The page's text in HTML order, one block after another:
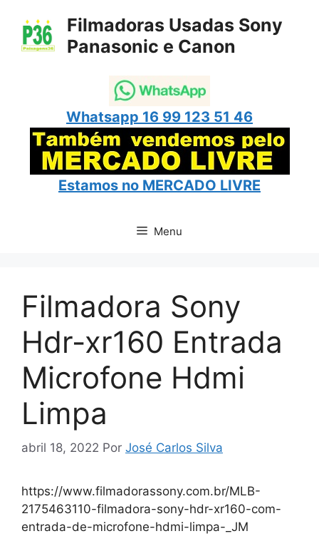
para
Filmadoras Usadas Sony
Panasonic e Canon
Whatsapp 16 99 123 51 46
Estamos no MERCADO LIVRE
Menu
Filmadora Sony
Hdr-xr160 Entrada
Microfone Hdmi
Limpa
abril 18, 2022 Por José Carlos Silva
https://www.filmadorassony.com.br/MLB-
2175463110-filmadora-sony-hdr-xr160-com-
entrada-de-microfone-hdmi-limpa-_JM